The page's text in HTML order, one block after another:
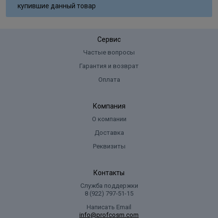
Amino-6-chloro-o-cresol, 1 Hydroxyethyl-4, 5-Diaminopyrazole
sulfate, 1-Naphthol, N-Phenyl-p-phenylenediamine, N, N-Bis(2-
купившие данный товар
Сервис
Частые вопросы
Гарантия и возврат
Оплата
Компания
О компании
Доставка
Реквизиты
Контакты
Служба поддержки
8 (922) 797‑51-15
Написать Email
info@profcosm.com